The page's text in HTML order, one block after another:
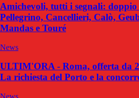
Amichevoli, tutti i segnali: doppio
Pellegrino, Cancellieri, Calò,
Mandas e Touré
News
ULTIM'ORA - Roma, offerta da
La richiesta del Porto e la
News